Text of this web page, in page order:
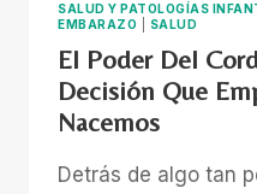
SALUD Y PATOLOGÍAS
EMBARAZO
SALUD
El Poder Del
Decisión Que
Nacemos
Detrás de algo tan